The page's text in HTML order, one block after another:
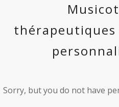
thérapeutiques
Sorry, but you do not have